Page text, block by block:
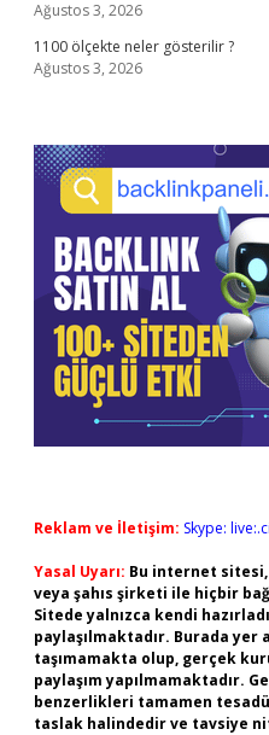
Ağustos 3, 2026
1100 ölçekte neler gösterilir ?
Ağustos 3, 2026
Reklam ve İletişim: Skype:
Yasal Uyarı: Bu internet
veya şahıs şirketi ile hiçbir
Sitede yalnızca kendi
paylaşılmaktadır. Burada
taşımamakta olup, gerçek
paylaşım yapılmamaktadır.
benzerlikleri tamamen
taslak halindedir ve tavsiye